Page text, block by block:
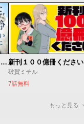
ただ静かに消え去るつもりでした 新刊１００億冊ください
破賀ミチル
7話無料
もっと見る